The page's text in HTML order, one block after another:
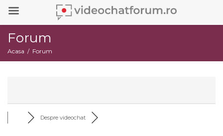
Forum
Acasa Forum
Despre videochat